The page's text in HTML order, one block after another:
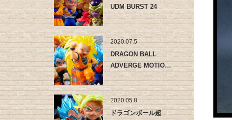
UDM BURST 24
2020.07.5
DRAGON BALL
ADVERGE MOTIO…
2020.05.8
ドラゴンボール超